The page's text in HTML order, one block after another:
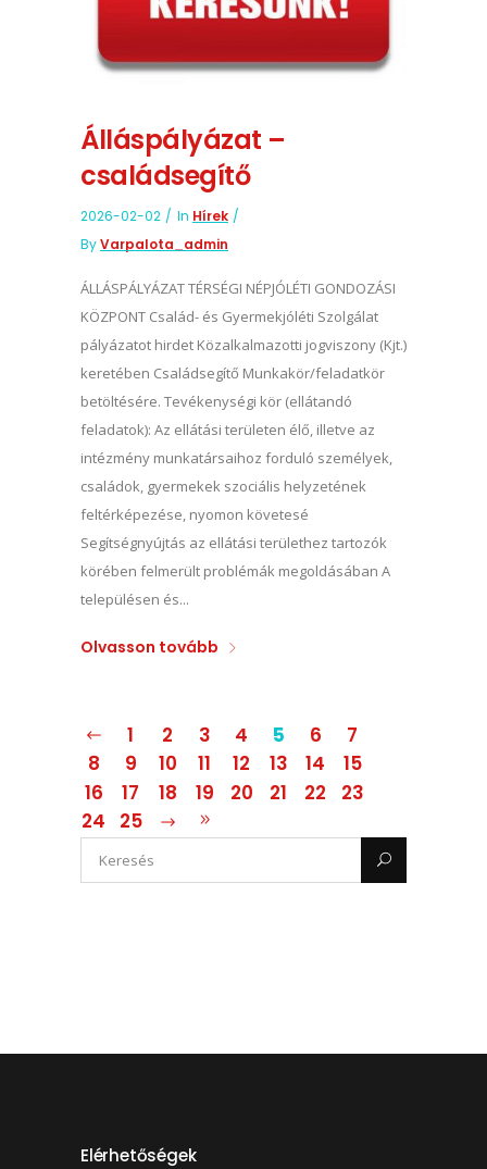
Álláspályázat –
családsegítő
2026-02-02 In Hírek
ByVarpalota_admin
ÁLLÁSPÁLYÁZAT TÉRSÉGI NÉPJÓLÉTI GONDOZÁSI
KÖZPONT Család- és Gyermekjóléti Szolgálat
pályázatot hirdet Közalkalmazotti jogviszony (Kjt.)
keretében Családsegítő Munkakör/feladatkör
betöltésére. Tevékenységi kör (ellátandó
feladatok): Az ellátási területen élő, illetve az
intézmény munkatársaihoz forduló személyek,
családok, gyermekek szociális helyzetének
feltérképezése, nyomon követesé
Segítségnyújtás az ellátási területhez tartozók
körében felmerült problémák megoldásában A
településen és...
Olvasson tovább
1 2 3 4 5 6
7
8
9 10 11 12 13 14
15
16
17 18 19 20 21 22
23
24
25
Elérhetőségek